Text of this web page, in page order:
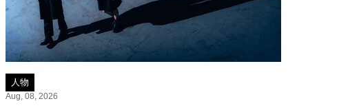
人物
Aug, 08, 2026